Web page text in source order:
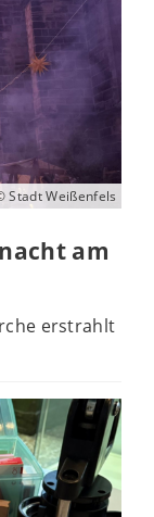
Stadt Weißenfels
am
erstrahlt